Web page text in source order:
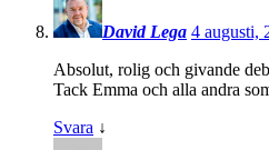
David Lega 4 augusti,
Absolut, rolig och givande
Tack Emma och alla andra
Svara ↓